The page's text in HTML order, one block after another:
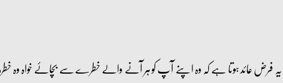
عائد ہوتا ہے کہ وہ اپنے آپ کو ہر آنے والے خطرے سے بچائے خواہ وہ خطرہ